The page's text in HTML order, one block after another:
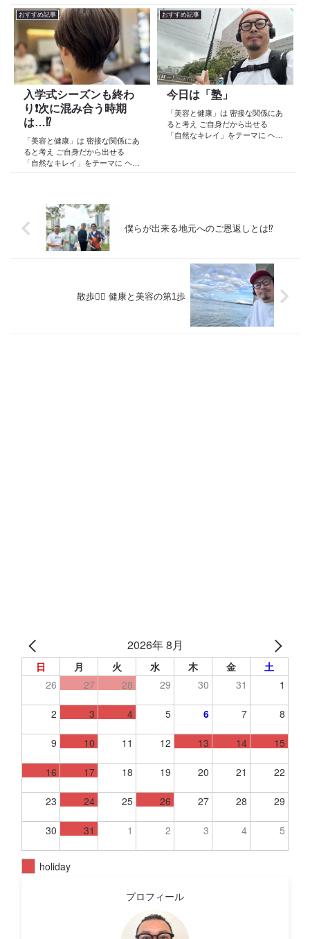
の 「根本改善」を目的とした美容
院 Def 古江です 2023年３月30日
より スタートしたこのブログ
日々の事や...
の 「根本改善」を目的とした美容
院 Def 古江です 2023年３月30日
より スタートしたこのブログ
日々の事や...
おすすめ記事
入学式シーズンも終わ
り❗️次に混み合う時期
は…⁉️
「美容と健康」は 密接な関係にあ
ると考え ご自身だから出せる
「自然なキレイ」をテーマに ヘア
より スタートしたこのブログ
日々の事や...
おすすめ記事
今日は「塾」
「美容と健康」は 密接な関係にあ
ると考え ご自身だから出せる
「自然なキレイ」をテーマに ヘア
僕らが出来る地元へのご恩返しとは⁉️
散歩🚶‍♀️ 健康と美容の第1歩
2026年 8月
日 月 火 水 木 金
土
26
27 28 29 30 31 1
2 3 4 5 6 7 8
9 10 11 12 13 14 15
16 17 18 19 20 21 22
23 24 25 26 27 28 29
30 31 1 2 3 4 5
holiday
プロフィール